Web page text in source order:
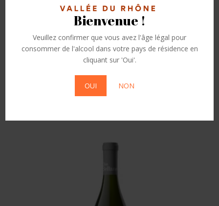
Bienvenue !
Veuillez confirmer que vous avez l'âge légal pour
consommer de l'alcool dans votre pays de résidence en
cliquant sur 'Oui'.
OUI NON
Clos Bellane « Saint
Jacques » rouge 2021